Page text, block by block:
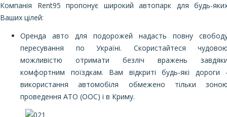
Компанія Rent95 пропонує широкий автопарк для будь-
Ваших цілей:
Оренда авто для подорожей надасть повну
пересування по Україні. Скористайтеся
можливістю отримати безліч вражень
комфортним поїздкам. Вам відкриті будь-які дороги
використання автомобіля обмежено тільки
проведення АТО (ООС) і в Криму.